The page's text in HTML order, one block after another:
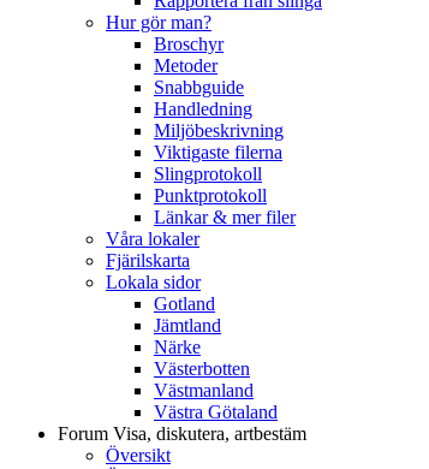
Hur gör man?
Broschyr
Metoder
Snabbguide
Handledning
Miljöbeskrivning
Viktigaste filerna
Slingprotokoll
Punktprotokoll
Länkar & mer filer
Våra lokaler
Fjärilskarta
Lokala sidor
Gotland
Jämtland
Närke
Västerbotten
Västmanland
Västra Götaland
Forum Visa, diskutera, artbestäm
Översikt